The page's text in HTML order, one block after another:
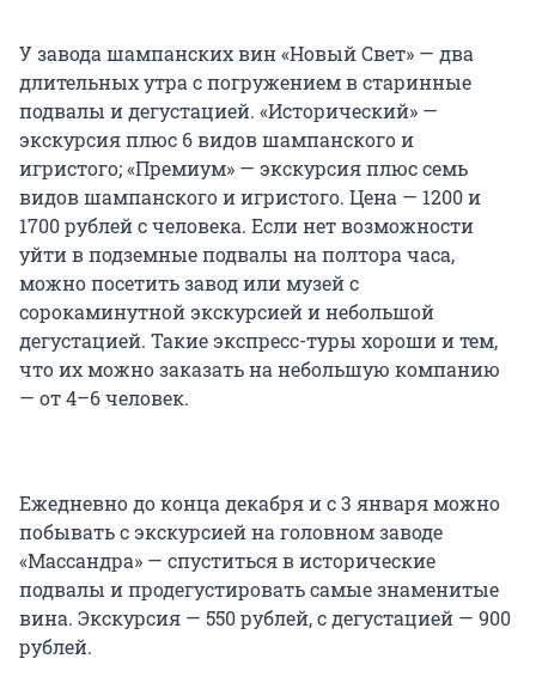
У завода шампанских вин «Новый Свет» — два
длительных утра с погружением в старинные
подвалы и дегустацией. «Исторический» —
экскурсия плюс 6 видов шампанского и
игристого; «Премиум» — экскурсия плюс семь
видов шампанского и игристого. Цена — 1200 и
1700 рублей с человека. Если нет возможности
уйти в подземные подвалы на полтора часа,
можно посетить завод или музей с
сорокаминутной экскурсией и небольшой
дегустацией. Такие экспресс-туры хороши и тем,
что их можно заказать на небольшую компанию
— от 4–6 человек.
Ежедневно до конца декабря и с 3 января можно
побывать с экскурсией на головном заводе
«Массандра» — спуститься в исторические
подвалы и продегустировать самые знаменитые
вина. Экскурсия — 550 рублей, с дегустацией — 900
рублей.